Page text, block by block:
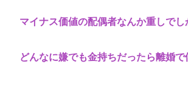
マイナス価値の配偶者なんか重しでし
どんなに嫌でも金持ちだったら離婚で